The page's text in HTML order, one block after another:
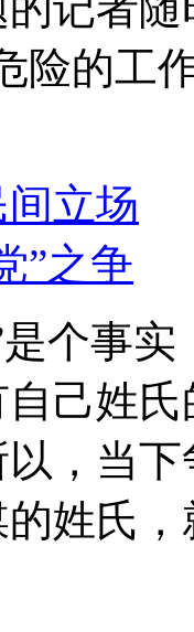
险的工
立场
”之争
个事
己姓
，当
姓氏